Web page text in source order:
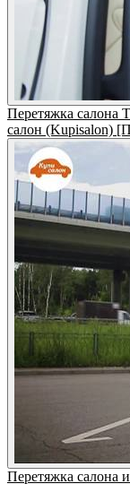
Перетяжка салона
салон
Перетяжка салона